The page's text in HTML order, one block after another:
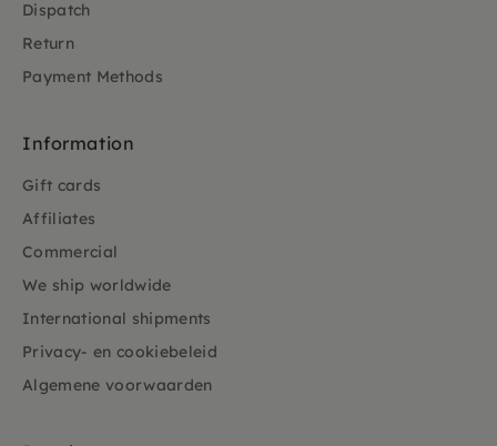
Dispatch
Return
Payment Methods
Information
Gift cards
Affiliates
Commercial
We ship worldwide
International shipments
Privacy- en cookiebeleid
Algemene voorwaarden